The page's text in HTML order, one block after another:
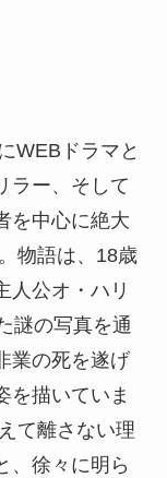
WEBドラマと
ラー、そして
を中心に絶大
物語は、18歳
人公オ・ハリ
謎の写真を通
業の死を遂げ
を描いていま
て離さない理
、徐々に明ら